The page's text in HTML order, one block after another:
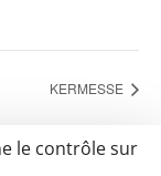
KERMESSE
le contrôle sur